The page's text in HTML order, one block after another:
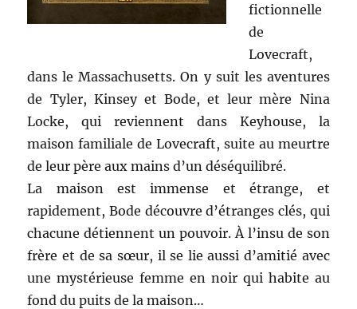
fictionnelle
de
Lovecraft,
dans le Massachusetts. On y suit les aventures
de Tyler, Kinsey et Bode, et leur mère Nina
Locke, qui reviennent dans Keyhouse, la
maison familiale de Lovecraft, suite au meurtre
de leur père aux mains d’un déséquilibré.
La maison est immense et étrange, et
rapidement, Bode découvre d’étranges clés, qui
chacune détiennent un pouvoir. À l’insu de son
frère et de sa sœur, il se lie aussi d’amitié avec
une mystérieuse femme en noir qui habite au
fond du puits de la maison…